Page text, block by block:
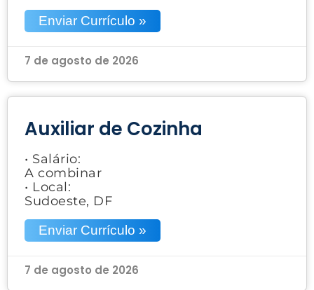
Enviar Currículo »
7 de agosto de 2026
Auxiliar de Cozinha
• Salário:
A combinar
• Local:
Sudoeste, DF
Enviar Currículo »
7 de agosto de 2026